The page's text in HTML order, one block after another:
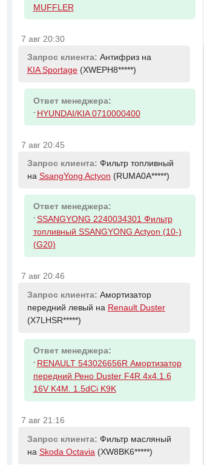
MUFFLER
7 авг 20:30
Запрос клиента: Антифриз на
KIA Sportage(XWEPH8*****)
Ответ менеджера:
- HYUNDAI/KIA 0710000400
7 авг 20:45
Запрос клиента: Фильтр топливный
на SsangYong Actyon (RUMA0A*****)
Ответ менеджера:
- SSANGYONG 2240034301 Фильтр
топливный SSANGYONG Actyon (10-)
(G20)
7 авг 20:46
Запрос клиента: Амортизатор
передний левый на Renault Duster
(X7LHSR*****)
Ответ менеджера:
- RENAULT 543026656R Амортизатор
передний Рено Duster F4R 4x4.1.6
16V K4M. 1.5dCi K9K
7 авг 21:16
Запрос клиента: Фильтр масляный
на Skoda Octavia (XW8BK6*****)